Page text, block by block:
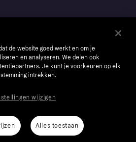
Klarna.com
de website goed werkt en om je
en analyseren. We delen ook
Je kunt je voorkeuren op elk
intrekken.
Alles toestaan
wijzigen